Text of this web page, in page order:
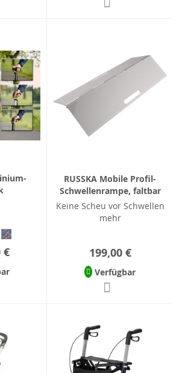
€
RUSSKA Mobile Profil-
Schwellenrampe, faltbar
Keine Scheu vor Schwellen
mehr
199,00 €
Verfügbar